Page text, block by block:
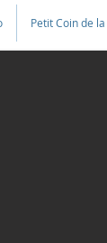
Petit Coin de